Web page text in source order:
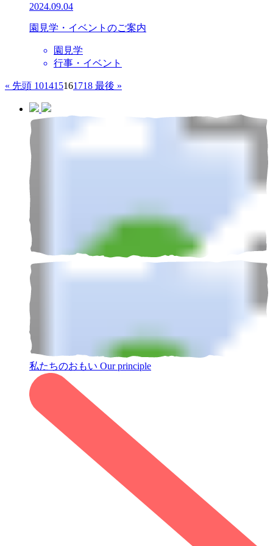
2024.09.04
園見学・イベントのご案内
園見学
行事・イベント
« 先頭 101415161718 最後 »
私たちのおもい Our principle